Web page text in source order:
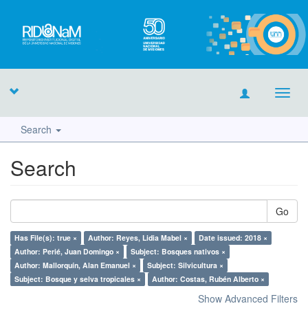
Search
Search
Go
Has File(s): true × Author: Reyes, Lidia Mabel ×
Date issued: 2018 ×
Author: Perié, Juan Domingo ×
Subject: Bosques nativos ×
Author: Mallorquín, Alan Emanuel ×
Subject: Silvicultura ×
Subject: Bosque y selva tropicales ×
Author: Costas, Rubén Alberto ×
Show Advanced Filters